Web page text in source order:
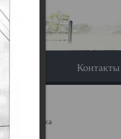
Контакты
Архангельска